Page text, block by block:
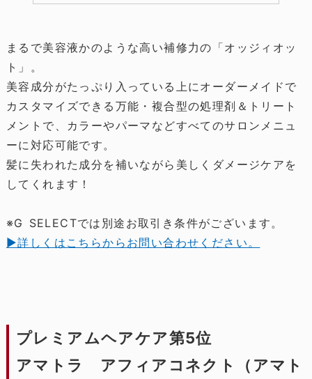
まるで美容液かのような高い補修力の「オッジィオッ
ト」。
美容成分がたっぷり入っている上にオーダーメイドで
カスタマイズできる万能・複合型の処理剤＆トリート
メントで、カラーやパーマなどすべてのサロンメニュ
ーに対応可能です。
髪に失われた成分を補いながら美しくダメージケアを
してくれます！
※G SELECTでは別途お取引き条件がございます。
▶詳しくはこちらからお問い合わせください。
プレミアムヘアケア第5位
アマトラ アフィアコネクト（アマト